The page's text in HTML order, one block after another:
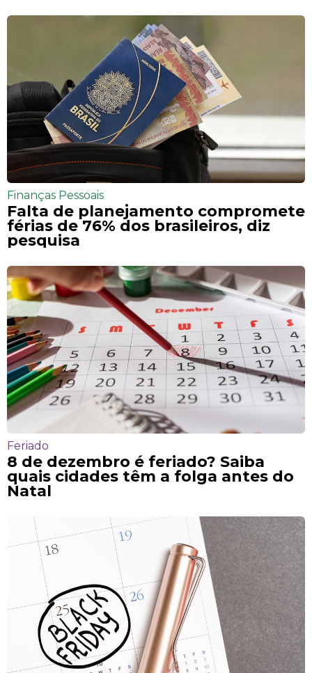
Finanças Pessoais
Falta de planejamento compromete
férias de 76% dos brasileiros, diz
pesquisa
Feriado
8 de dezembro é feriado? Saiba
quais cidades têm a folga antes do
Natal